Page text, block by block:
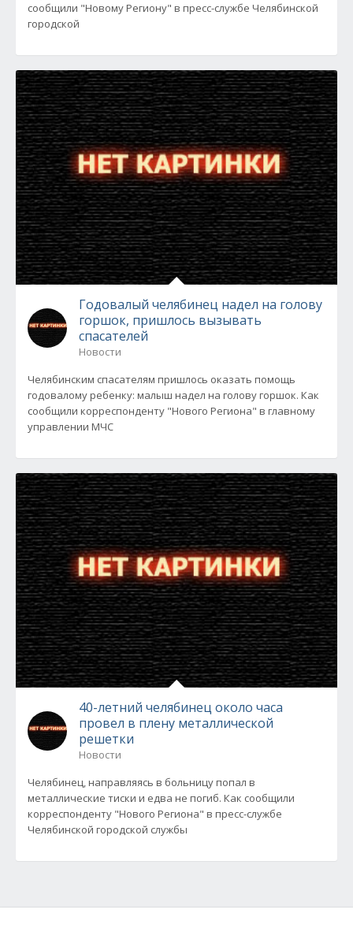
сообщили "Новому Региону" в пресс-службе Челябинской
городской
Годовалый челябинец надел на голову
горшок, пришлось вызывать
спасателей
Новости
Челябинским спасателям пришлось оказать помощь
годовалому ребенку: малыш надел на голову горшок. Как
сообщили корреспонденту "Нового Региона" в главному
управлении МЧС
40-летний челябинец около часа
провел в плену металлической
решетки
Новости
Челябинец, направляясь в больницу попал в
металлические тиски и едва не погиб. Как сообщили
корреспонденту "Нового Региона" в пресс-службе
Челябинской городской службы